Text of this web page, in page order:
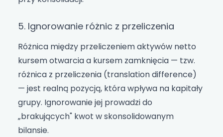
5. Ignorowanie różnic z przeliczenia
Różnica między przeliczeniem aktywów netto
kursem otwarcia a kursem zamknięcia — tzw.
różnica z przeliczenia (translation difference)
— jest realną pozycją, która wpływa na kapitały
grupy. Ignorowanie jej prowadzi do
„brakujących" kwot w skonsolidowanym
bilansie.